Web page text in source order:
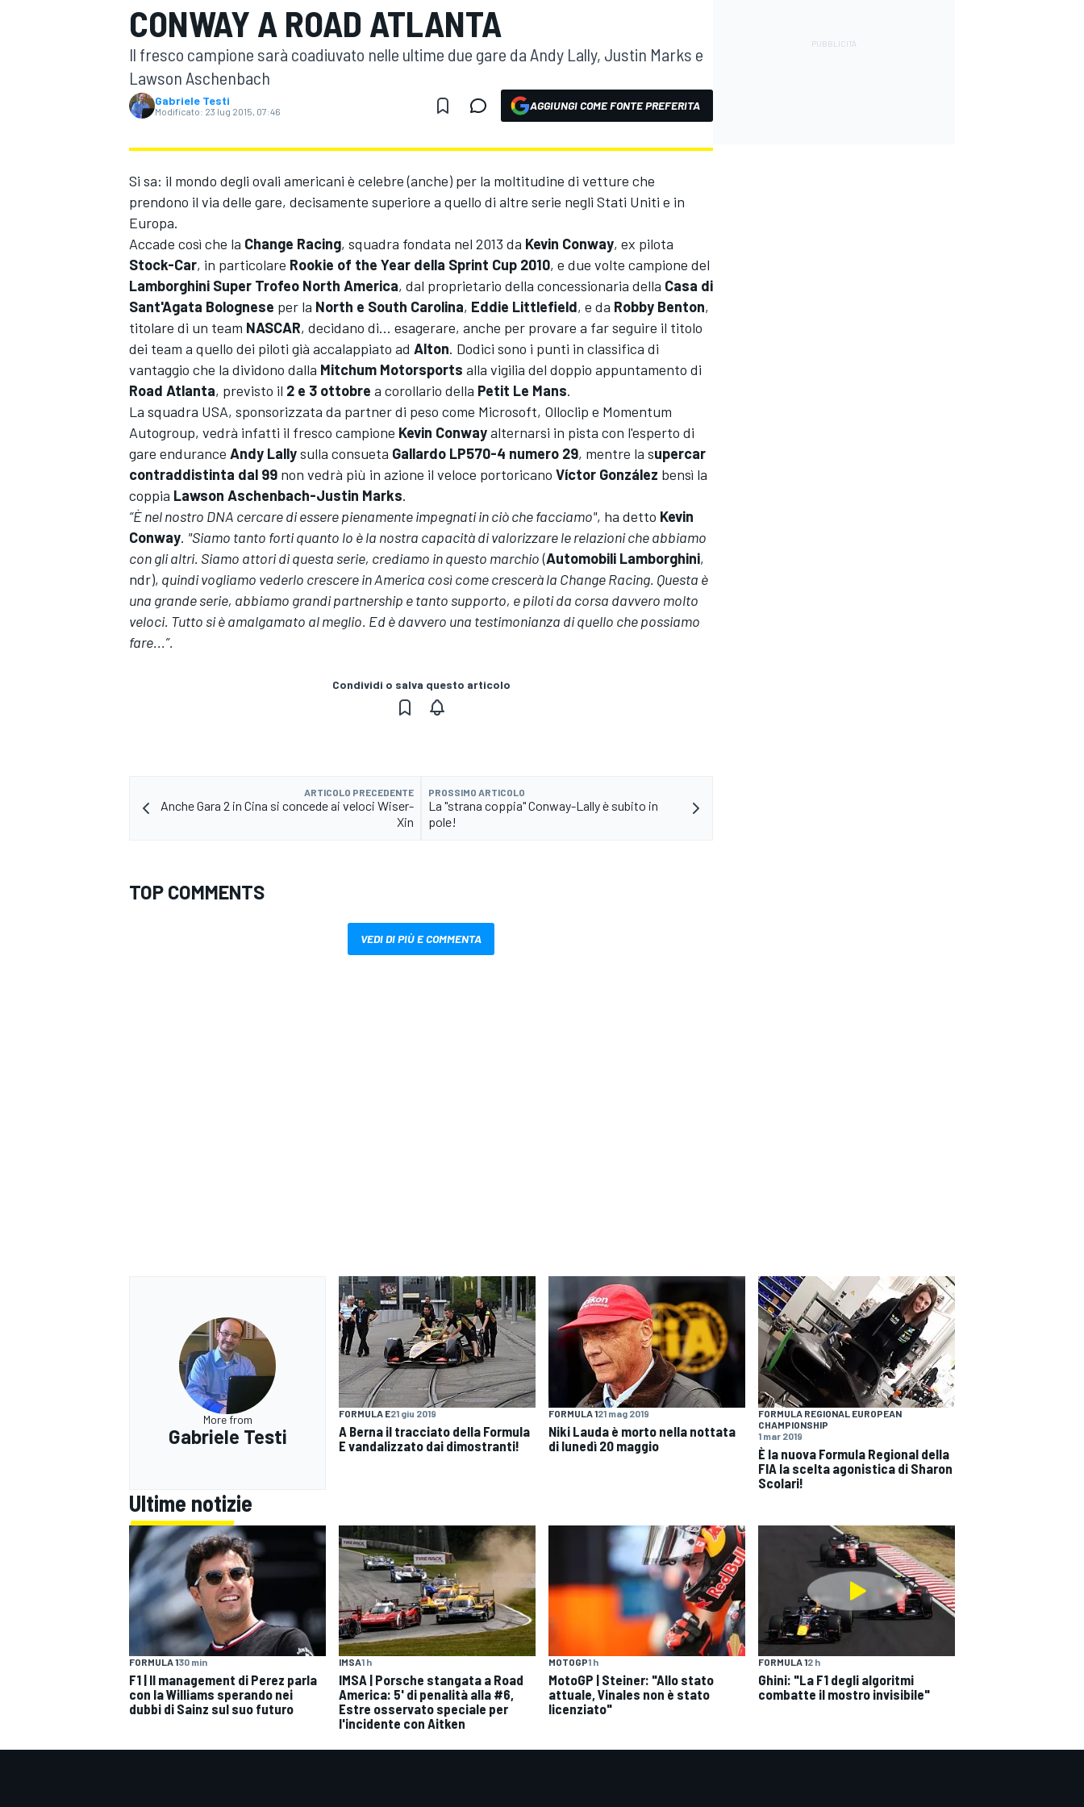
MOTOGP WEC
WRC
ENDURANCE/GT
MONOMARCA
CONWAY A ROAD ATLANTA
Il fresco campione sarà coadiuvato nelle ultime due gare da Andy Lally, Justin Marks e
Lawson Aschenbach
Gabriele Testi
Modificato: 23 lug 2015, 07:46 AGGIUNGI COME FONTE PREFERITA
Si sa: il mondo degli ovali americani è celebre (anche) per la moltitudine di vetture che
prendono il via delle gare, decisamente superiore a quello di altre serie negli Stati Uniti e in
Europa.
Accade così che la Change Racing, squadra fondata nel 2013 da Kevin Conway, ex pilota
Stock-Car, in particolare Rookie of the Year della Sprint Cup 2010, e due volte campione del
Lamborghini Super Trofeo North America, dal proprietario della concessionaria della Casa di
Sant'Agata Bolognese per la North e South Carolina, Eddie Littlefield, e da Robby Benton,
titolare di un team NASCAR, decidano di... esagerare, anche per provare a far seguire il titolo
dei team a quello dei piloti già accalappiato ad Alton. Dodici sono i punti in classifica di
vantaggio che la dividono dalla Mitchum Motorsports alla vigilia del doppio appuntamento di
Road Atlanta, previsto il 2 e 3 ottobre a corollario della Petit Le Mans.
La squadra USA, sponsorizzata da partner di peso come Microsoft, Olloclip e Momentum
Autogroup, vedrà infatti il fresco campione Kevin Conwayalternarsi in pista con l'esperto di
gare endurance Andy Lallysulla consueta Gallardo LP570-4 numero 29, mentre la supercar
contraddistinta dal 99 non vedrà più in azione il veloce portoricano Víctor González bensì la
coppia Lawson Aschenbach-Justin Marks.
“È nel nostro DNA cercare di essere pienamente impegnati in ciò che facciamo", ha detto Kevin
Conway. "Siamo tanto forti quanto lo è la nostra capacità di valorizzare le relazioni che abbiamo
con gli altri. Siamo attori di questa serie, crediamo in questo marchio(Automobili Lamborghini,
ndr), quindi vogliamo vederlo crescere in America così come crescerà la Change Racing. Questa è
una grande serie, abbiamo grandi partnership e tanto supporto, e piloti da corsa davvero molto
veloci. Tutto si è amalgamato al meglio. Ed è davvero una testimonianza di quello che possiamo
fare...”.
Condividi o salva questo articolo
ARTICOLO PRECEDENTE
Anche Gara 2 in Cina si concede ai veloci Wiser-
Xin
PROSSIMO ARTICOLO
La "strana coppia" Conway-Lally è subito in
pole!
TOP COMMENTS
VEDI DI PIÙ E COMMENTA
More from
Gabriele Testi
FORMULA E21 giu 2019
A Berna il tracciato della Formula
E vandalizzato dai dimostranti!
FORMULA 121 mag 2019
Niki Lauda è morto nella nottata
di lunedì 20 maggio
FORMULA REGIONAL EUROPEAN
CHAMPIONSHIP
1 mar 2019
È la nuova Formula Regional della
FIA la scelta agonistica di Sharon
Scolari!
Ultime notizie
FORMULA 130 min
F1 | Il management di Perez parla
con la Williams sperando nei
dubbi di Sainz sul suo futuro
IMSA1 h
IMSA | Porsche stangata a Road
America: 5' di penalità alla #6,
Estre osservato speciale per
l'incidente con Aitken
MOTOGP1 h
MotoGP | Steiner: "Allo stato
attuale, Vinales non è stato
licenziato"
FORMULA 12 h
Ghini: "La F1 degli algoritmi
combatte il mostro invisibile"